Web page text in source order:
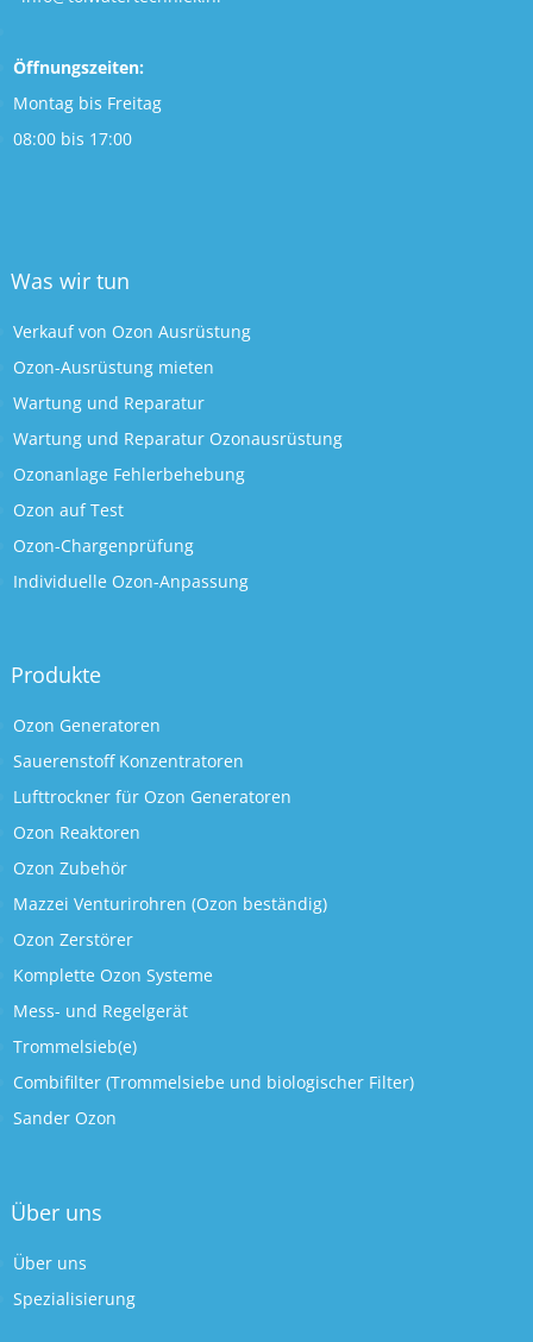
Öffnungszeiten:
Montag bis Freitag
08:00 bis 17:00
Was wir tun
Verkauf von Ozon Ausrüstung
Ozon-Ausrüstung mieten
Wartung und Reparatur
Wartung und Reparatur Ozonausrüstung
Ozonanlage Fehlerbehebung
Ozon auf Test
Ozon-Chargenprüfung
Individuelle Ozon-Anpassung
Produkte
Ozon Generatoren
Sauerenstoff Konzentratoren
Lufttrockner für Ozon Generatoren
Ozon Reaktoren
Ozon Zubehör
Mazzei Venturirohren (Ozon beständig)
Ozon Zerstörer
Komplette Ozon Systeme
Mess- und Regelgerät
Trommelsieb(e)
Combifilter (Trommelsiebe und biologischer Filter)
Sander Ozon
Über uns
Über uns
Spezialisierung